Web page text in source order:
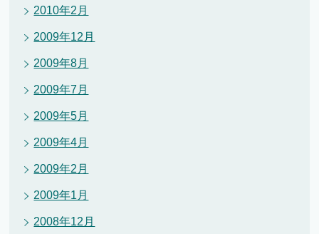
2010年2月
2009年12月
2009年8月
2009年7月
2009年5月
2009年4月
2009年2月
2009年1月
2008年12月